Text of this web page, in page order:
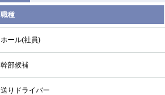
職種
ホール(社員)
幹部候補
送りドライバー